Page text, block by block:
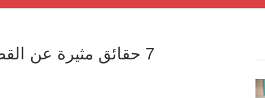
7 حقائق مثيرة عن القطط.. قد تعرفها لأول مرة